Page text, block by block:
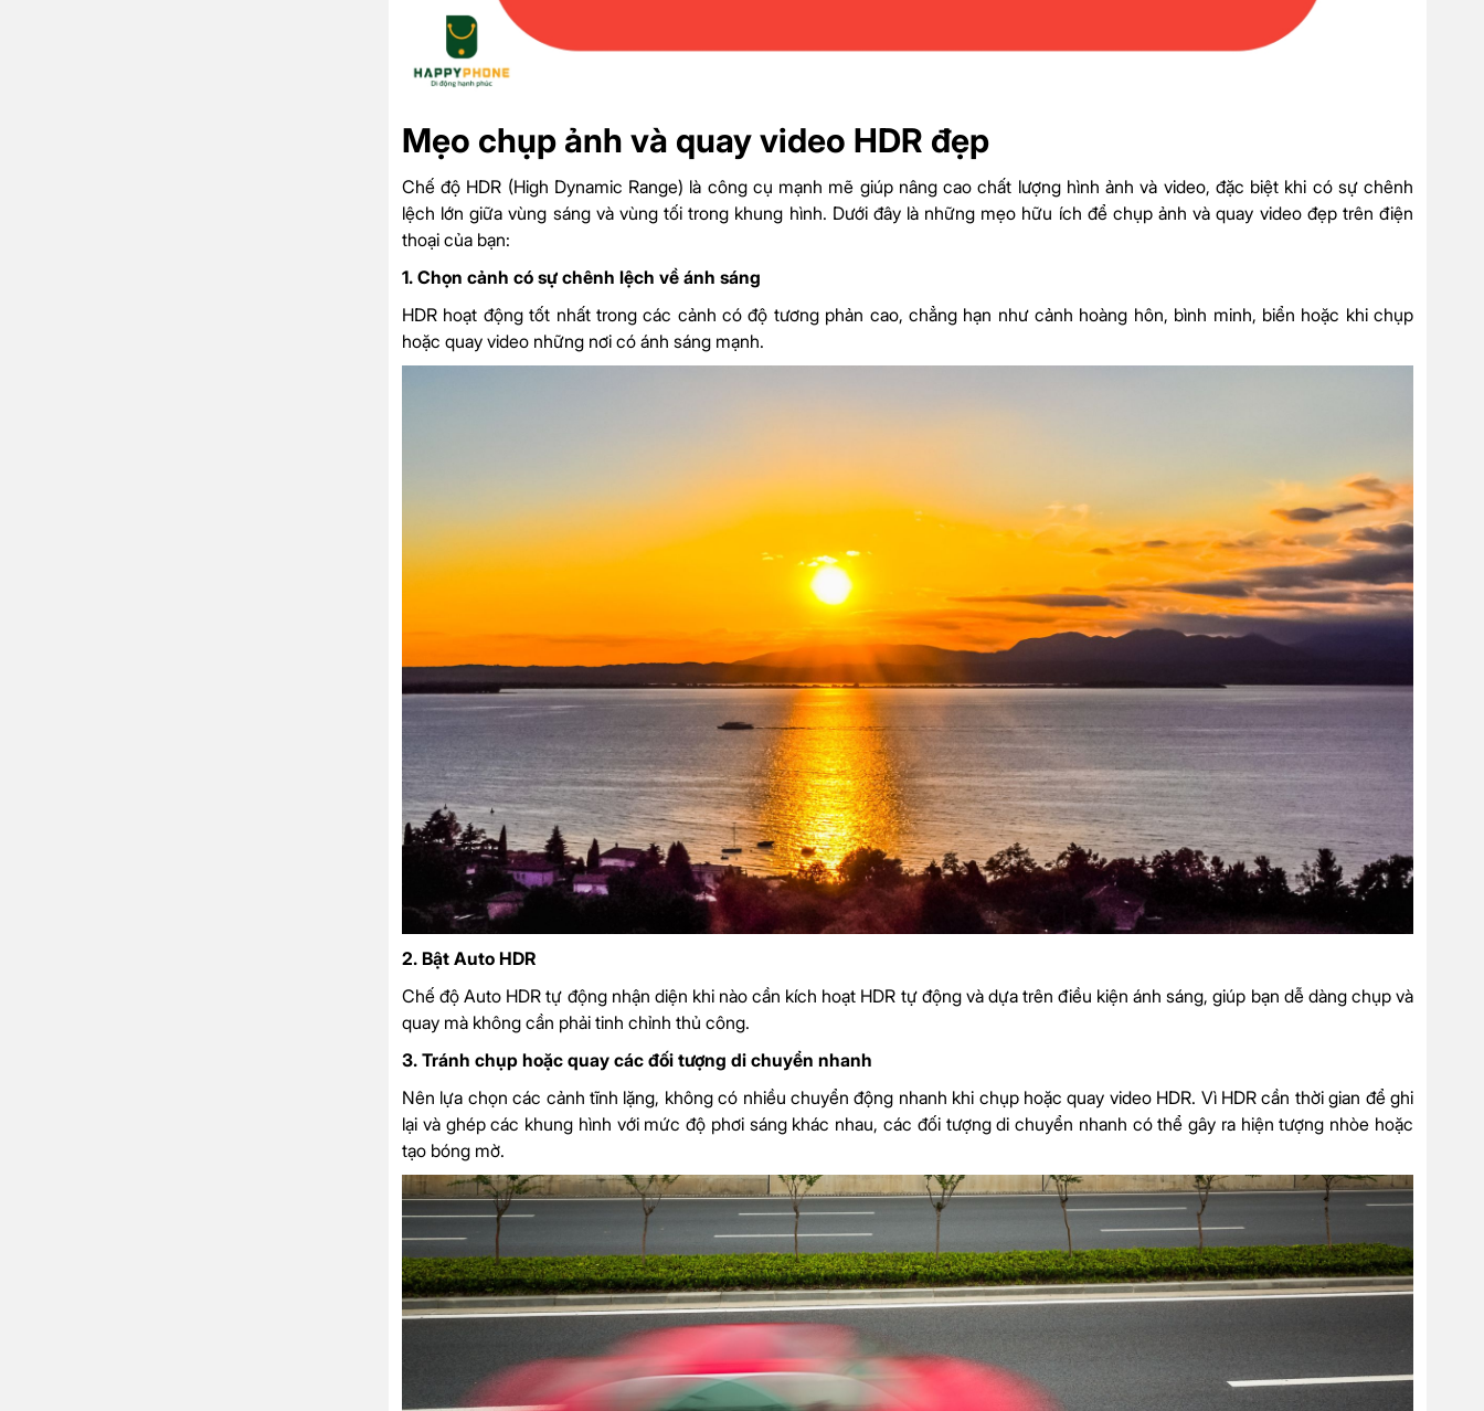
Mẹo chụp ảnh và quay video HDR đẹp
Chế độ HDR (High Dynamic Range) là công cụ mạnh mẽ giúp nâng cao chất lượng hình ảnh và video, đặc biệt khi có sự chênh
lệch lớn giữa vùng sáng và vùng tối trong khung hình. Dưới đây là những mẹo hữu ích để chụp ảnh và quay video đẹp trên điện
thoại của bạn:
1. Chọn cảnh có sự chênh lệch về ánh sáng
HDR hoạt động tốt nhất trong các cảnh có độ tương phản cao, chẳng hạn như cảnh hoàng hôn, bình minh, biển hoặc khi chụp
hoặc quay video những nơi có ánh sáng mạnh.
2. Bật Auto HDR
Chế độ Auto HDR tự động nhận diện khi nào cần kích hoạt HDR tự động và dựa trên điều kiện ánh sáng, giúp bạn dễ dàng chụp và
quay mà không cần phải tinh chỉnh thủ công.
3. Tránh chụp hoặc quay các đối tượng di chuyển nhanh
Nên lựa chọn các cảnh tĩnh lặng, không có nhiều chuyển động nhanh khi chụp hoặc quay video HDR. Vì HDR cần thời gian để ghi
lại và ghép các khung hình với mức độ phơi sáng khác nhau, các đối tượng di chuyển nhanh có thể gây ra hiện tượng nhòe hoặc
tạo bóng mờ.